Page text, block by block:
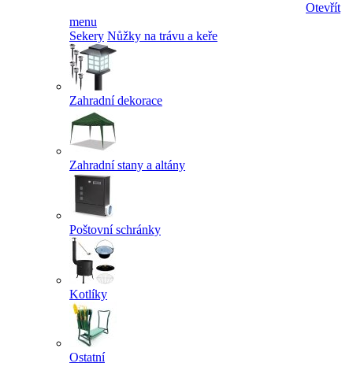
Otevřít
menu
Sekery Nůžky na trávu a keře
Zahradní dekorace
Zahradní stany a altány
Poštovní schránky
Kotlíky
Ostatní